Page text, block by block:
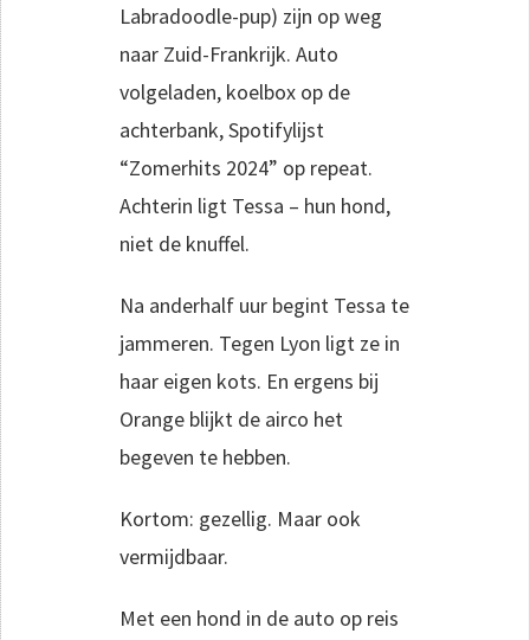
Labradoodle-pup) zijn op weg
naar Zuid-Frankrijk. Auto
volgeladen, koelbox op de
achterbank, Spotifylijst
“Zomerhits 2024” op repeat.
Achterin ligt Tessa – hun hond,
niet de knuffel.
Na anderhalf uur begint Tessa te
jammeren. Tegen Lyon ligt ze in
haar eigen kots. En ergens bij
Orange blijkt de airco het
begeven te hebben.
Kortom: gezellig. Maar ook
vermijdbaar.
Met een hond in de auto op reis